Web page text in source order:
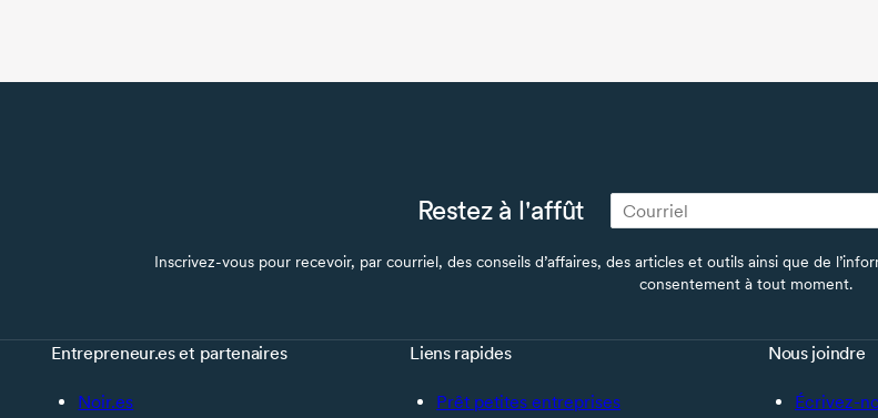
Restez à l'affût
Inscrivez-vous pour recevoir, par courriel, des conseils d’affaires, des articles et outils ainsi que de
consentement à tout moment.
Entrepreneur.es et partenaires
Noir.es
Liens rapides
Prêt petites entreprises
Nous joindre
Écrivez-